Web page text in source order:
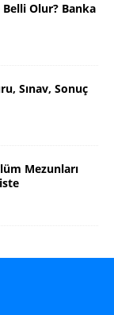
Olur? Banka
Sınav, Sonuç
Mezunları